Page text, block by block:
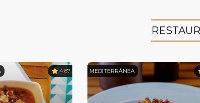
4.87 MEDITERRÂNEA